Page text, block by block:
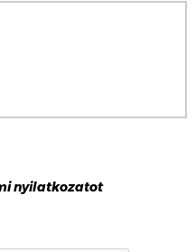
nyilatkozatot